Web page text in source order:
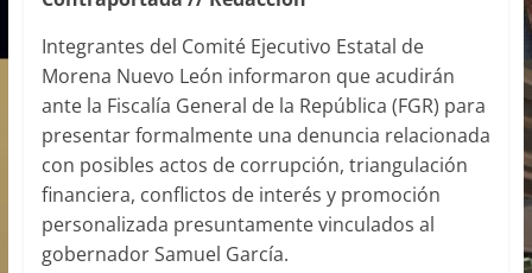
Integrantes del Comité Ejecutivo Estatal de
Morena Nuevo León informaron que acudirán
ante la Fiscalía General de la República (FGR) para
presentar formalmente una denuncia relacionada
con posibles actos de corrupción, triangulación
financiera, conflictos de interés y promoción
personalizada presuntamente vinculados al
gobernador Samuel García.